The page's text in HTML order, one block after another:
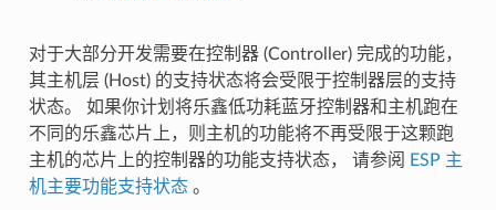
对于大部分开发需要在控制器 (Controller) 完成的功能，
其主机层 (Host) 的支持状态将会受限于控制器层的支持
状态。 如果你计划将乐鑫低功耗蓝牙控制器和主机跑在
不同的乐鑫芯片上，则主机的功能将不再受限于这颗跑
主机的芯片上的控制器的功能支持状态， 请参阅
ESP 主
机主要功能支持状态。